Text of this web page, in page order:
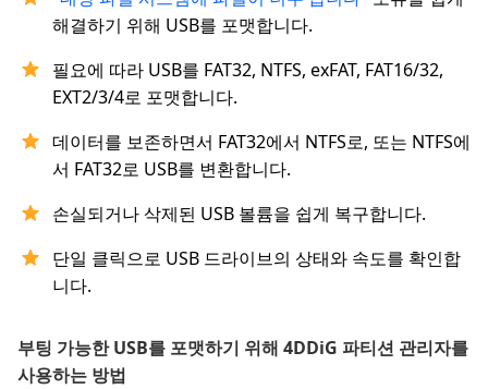
해결하기 위해 USB를 포맷합니다.
필요에 따라 USB를 FAT32, NTFS, exFAT, FAT16/32,
EXT2/3/4로 포맷합니다.
데이터를 보존하면서 FAT32에서 NTFS로, 또는 NTFS에
서 FAT32로 USB를 변환합니다.
손실되거나 삭제된 USB 볼륨을 쉽게 복구합니다.
단일 클릭으로 USB 드라이브의 상태와 속도를 확인합
니다.
부팅 가능한 USB를 포맷하기 위해 4DDiG 파티션 관리자를
사용하는 방법